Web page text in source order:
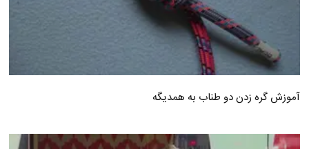
آموزش گره زدن دو طناب به همدیگه